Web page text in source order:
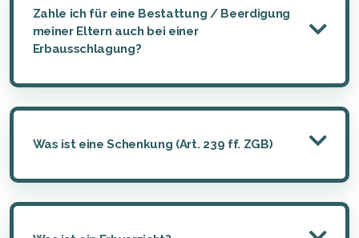
Zahle ich für eine Bestattung / Beerdigung
meiner Eltern auch bei einer
Erbausschlagung?
Was ist eine Schenkung (Art. 239 ff. ZGB)